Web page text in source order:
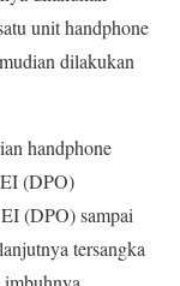
unit handphone
dilakukan
handphone
EI (DPO)
(DPO) sampai
tersangka